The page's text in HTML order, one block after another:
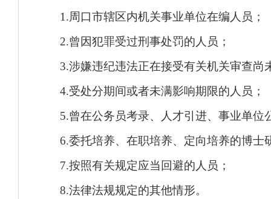
1.周口市辖区内机关事业单位在编人员；
2.曾因犯罪受过刑事处罚的人员；
3.涉嫌违纪违法正在接受有关机关审查尚
4.受处分期间或者未满影响期限的人员；
5.曾在公务员考录、人才引进、事业单位
6.委托培养、在职培养、定向培养的博士
7.按照有关规定应当回避的人员；
8.法律法规规定的其他情形。